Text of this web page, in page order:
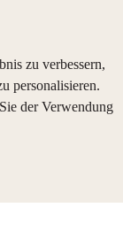
zu verbessern,
personalisieren.
der Verwendung